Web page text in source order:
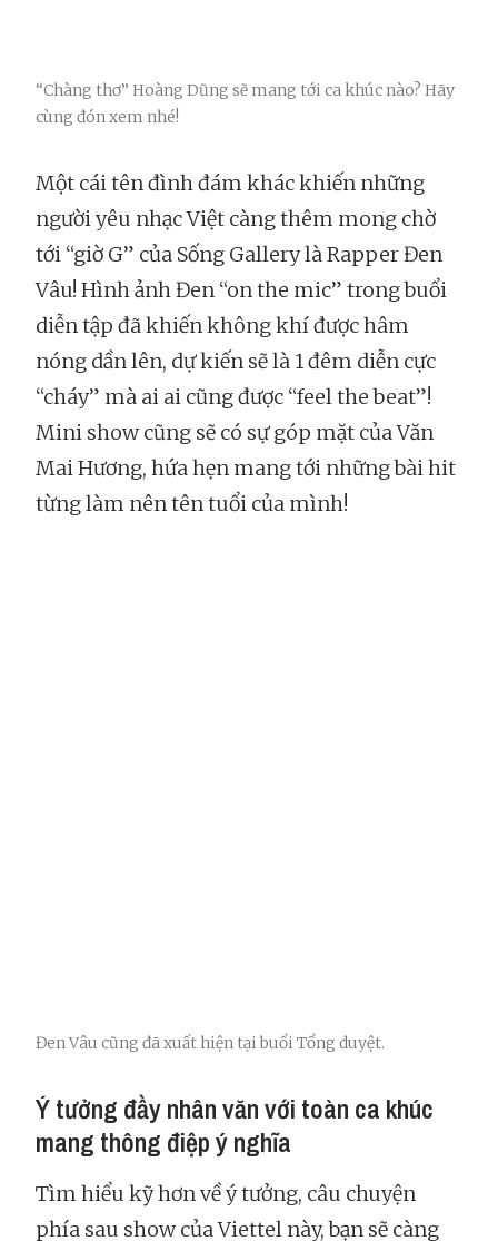
“Chàng thơ” Hoàng Dũng sẽ mang tới ca khúc nào? Hãy
cùng đón xem nhé!
Một cái tên đình đám khác khiến những
người yêu nhạc Việt càng thêm mong chờ
tới “giờ G” của Sống Gallery là Rapper Đen
Vâu! Hình ảnh Đen “on the mic” trong buổi
diễn tập đã khiến không khí được hâm
nóng dần lên, dự kiến sẽ là 1 đêm diễn cực
“cháy” mà ai ai cũng được “feel the beat”!
Mini show cũng sẽ có sự góp mặt của Văn
Mai Hương, hứa hẹn mang tới những bài hit
từng làm nên tên tuổi của mình!
Đen Vâu cũng đã xuất hiện tại buổi Tổng duyệt.
Ý tưởng đầy nhân văn với toàn ca khúc
mang thông điệp ý nghĩa
Tìm hiểu kỹ hơn về ý tưởng, câu chuyện
phía sau show của Viettel này, bạn sẽ càng